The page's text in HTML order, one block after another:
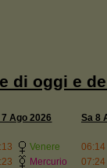
di oggi e
7 Ago 2026
Venere
Mercurio
Sa 8
06:14
07:24